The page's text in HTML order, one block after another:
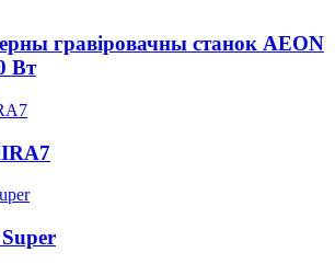
гравіровачны станок AEON
Вт